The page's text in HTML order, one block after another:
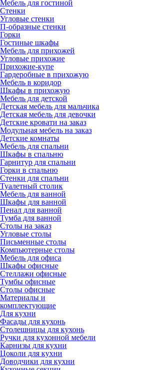
Мебель для гостиной
Стенки
Угловые стенки
П-образные стенки
Горки
Гостиные шкафы
Мебель для прихожей
Угловые прихожие
Прихожие-купе
Гардеробные в прихожую
Мебель в коридор
Шкафы в прихожую
Мебель для детской
Детская мебель для мальчика
Детская мебель для девочки
Детские кровати на заказ
Модульная мебель на заказ
Детские комнаты
Мебель для спальни
Шкафы в спальню
Гарнитур для спальни
Горки в спальню
Стенки для спальни
Туалетный столик
Мебель для ванной
Шкафы для ванной
Пенал для ванной
Тумба для ванной
Столы на заказ
Угловые столы
Письменные столы
Компьютерные столы
Мебель для офиса
Шкафы офисные
Стеллажи офисные
Тумбы офисные
Столы офисные
Материалы и
комплектующие
Для кухни
Фасады для кухонь
Столешницы для кухонь
Ручки для кухонной мебели
Карнизы для кухни
Цоколи для кухни
Доводчики для кухни